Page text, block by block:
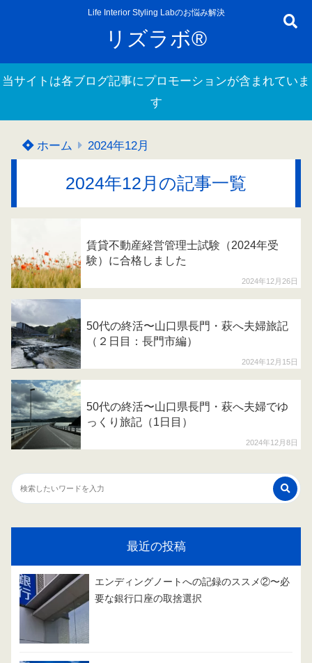
Life Interior Styling Labのお悩み解決
リズラボ®
当サイトは各ブログ記事にプロモーションが含まれていま
す
ホーム 2024年12月
2024年12月の記事一覧
2024年12月26日
賃貸不動産経営管理士試験（2024年受
験）に合格しました
2024年12月15日
50代の終活〜山口県長門・萩へ夫婦旅記
（２日目：長門市編）
2024年12月8日
50代の終活〜山口県長門・萩へ夫婦でゆ
っくり旅記（1日目）
最近の投稿
エンディングノートへの記録のススメ②〜必
要な銀行口座の取捨選択